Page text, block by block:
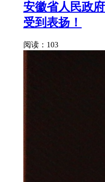
安徽省人民政
受到表扬！
阅读：103